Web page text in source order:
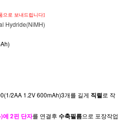
으로 보내드립니다]
Hydride(NiMH)
2AA 1.2V 600mAh)3개를 길게 직렬로 작
에 2핀 단자를 연결후 수축필름으로 포장작업